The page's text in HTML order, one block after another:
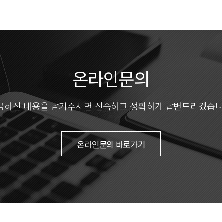
온라인문의
하신 내용을 남겨주시면신속하고 정확하게 답변드리겠습
온라인문의 바로가기